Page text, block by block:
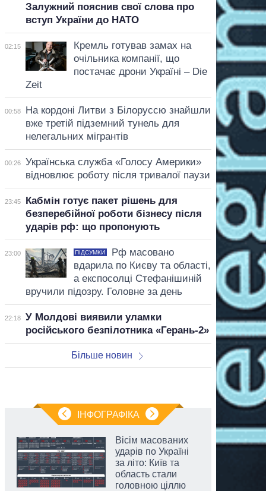
Залужний пояснив свої слова про
вступ України до НАТО
02:15
Кремль готував замах на
очільника компанії, що
постачає дрони Україні – Die
Zeit
00:58
На кордоні Литви з Білоруссю знайшли
вже третій підземний тунель для
нелегальних мігрантів
00:26
Українська служба «Голосу Америки»
відновлює роботу після тривалої паузи
23:45
Кабмін готує пакет рішень для
безперебійної роботи бізнесу після
ударів рф: що пропонують
23:00 ПІДСУМКИ
Рф масовано
вдарила по Києву та області,
а експосолці Стефанішиній
вручили підозру. Головне за день
22:18
У Молдові виявили уламки
російського безпілотника «Герань-2»
Більше новин
ІНФОГРАФІКА
Вісім масованих
ударів по Україні
за літо: Київ та
область стали
головною ціллю